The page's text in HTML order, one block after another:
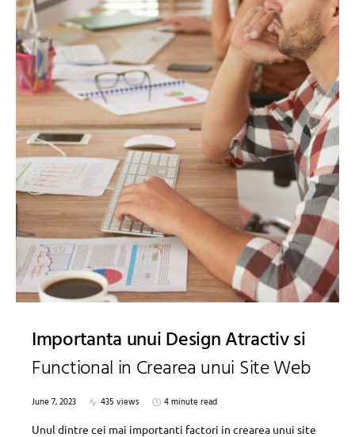
Importanta unui Design Atractiv si
Functional in Crearea unui Site Web
June 7, 2023 435 views
4 minute read
Unul dintre cei mai importanti factori in crearea unui site